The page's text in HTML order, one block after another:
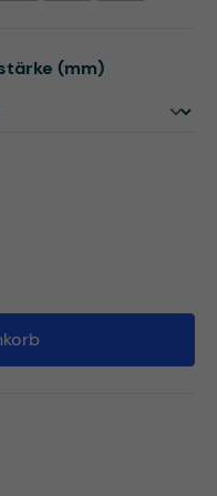
(mm)auswählen
Wert